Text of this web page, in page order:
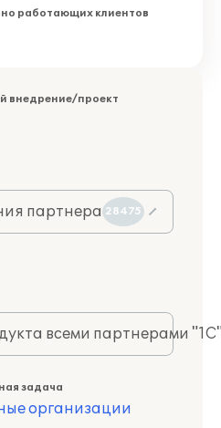
работающих клиентов
внедрение/проект
партнера 28475
всеми партнерами
задача
организации